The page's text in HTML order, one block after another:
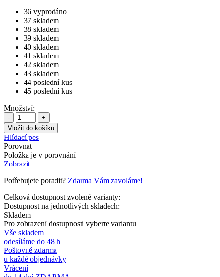
36 vyprodáno
37 skladem
38 skladem
39 skladem
40 skladem
41 skladem
42 skladem
43 skladem
44 poslední kus
45 poslední kus
Množství:
- +
Hlídací pes
Porovnat
Položka je v porovnání
Zobrazit
Potřebujete poradit? Zdarma Vám zavoláme!
Celková dostupnost zvolené varianty:
Dostupnost na jednotlivých skladech:
Skladem
Pro zobrazení dostupnosti vyberte variantu
Vše skladem
odesíláme do 48 h
Poštovné zdarma
u každé objednávky
Vrácení